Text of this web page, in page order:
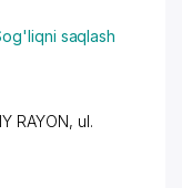
saqlash
RAYON, ul.